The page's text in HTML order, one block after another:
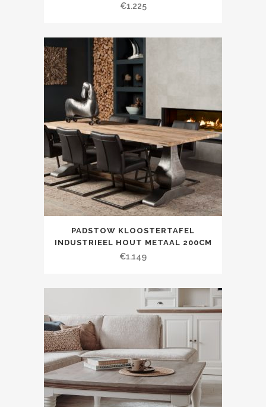
€1.225
PADSTOW KLOOSTERTAFEL
INDUSTRIEEL HOUT METAAL 200CM
€1.149